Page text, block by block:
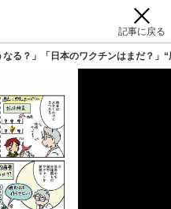
記事に戻る
る？」「日本のワクチンはまだ？」